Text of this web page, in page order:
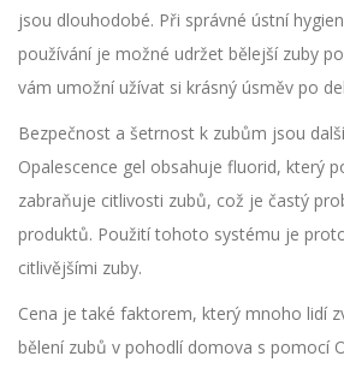
jsou dlouhodobé. Při správné ústní
používání je možné udržet bělejší zuby
vám umožní užívat si krásný úsměv po
Bezpečnost a šetrnost k zubům jsou
Opalescence gel obsahuje fluorid, který
zabraňuje citlivosti zubů, což je častý
produktů. Použití tohoto systému je
citlivějšími zuby.
Cena je také faktorem, který mnoho lidí
bělení zubů v pohodlí domova s pomocí